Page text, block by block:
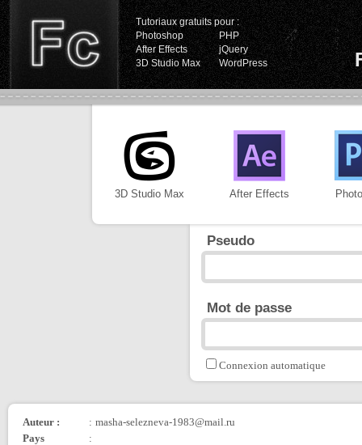
Tutoriaux gratuits pour :
Photoshop
PHP
After Effects
jQuery
3D Studio Max
WordPress
3D Studio Max After Effects
Pseudo
Mot de passe
Connexion automatique
Auteur : : masha-selezneva-1983@mail.ru
Pays
: